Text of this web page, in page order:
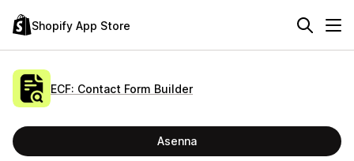
Shopify App Store
ECF: Contact Form Builder
Asenna